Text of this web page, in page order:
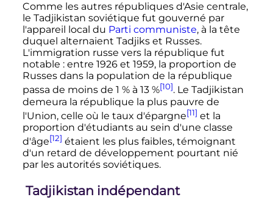
Comme les autres républiques d'Asie centrale,
le Tadjikistan soviétique fut gouverné par
l'appareil local du Parti communiste, à la tête
duquel alternaient Tadjiks et Russes.
L'immigration russe vers la république fut
notable : entre 1926 et 1959, la proportion de
Russes dans la population de la république
passa de moins de 1 % à 13 %[10]. Le Tadjikistan
demeura la république la plus pauvre de
l'Union, celle où le taux d'épargne[11] et la
proportion d'étudiants au sein d'une classe
d'âge[12] étaient les plus faibles, témoignant
d'un retard de développement pourtant nié
par les autorités soviétiques.
Tadjikistan indépendant